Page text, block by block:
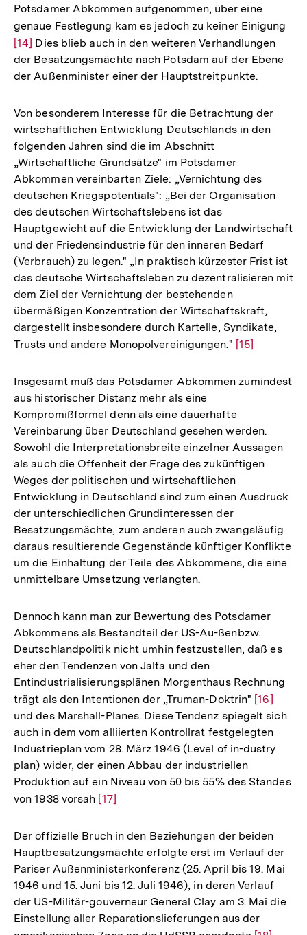
Potsdamer Abkommen aufgenommen, über eine
genaue Festlegung kam es jedoch zu keiner Einigung
[14] Dies blieb auch in den weiteren Verhandlungen
der Besatzungsmächte nach Potsdam auf der Ebene
der Außenminister einer der Hauptstreitpunkte.
Von besonderem Interesse für die Betrachtung der
wirtschaftlichen Entwicklung Deutschlands in den
folgenden Jahren sind die im Abschnitt
„Wirtschaftliche Grundsätze" im Potsdamer
Abkommen vereinbarten Ziele: „Vernichtung des
deutschen Kriegspotentials": „Bei der Organisation
des deutschen Wirtschaftslebens ist das
Hauptgewicht auf die Entwicklung der Landwirtschaft
und der Friedensindustrie für den inneren Bedarf
(Verbrauch) zu legen." „In praktisch kürzester Frist ist
das deutsche Wirtschaftsleben zu dezentralisieren mit
dem Ziel der Vernichtung der bestehenden
übermäßigen Konzentration der Wirtschaftskraft,
dargestellt insbesondere durch Kartelle, Syndikate,
Trusts und andere Monopolvereinigungen." Zur
der
[15]
Insgesamt muß das Potsdamer Abkommen zumindest
aus historischer Distanz mehr als eine
Kompromißformel denn als eine dauerhafte
Vereinbarung über Deutschland gesehen werden.
Sowohl die Interpretationsbreite einzelner Aussagen
als auch die Offenheit der Frage des zukünftigen
Weges der politischen und wirtschaftlichen
Entwicklung in Deutschland sind zum einen Ausdruck
der unterschiedlichen Grundinteressen der
Besatzungsmächte, zum anderen auch zwangsläufig
daraus resultierende Gegenstände künftiger Konflikte
um die Einhaltung der Teile des Abkommens, die eine
unmittelbare Umsetzung verlangten.
Dennoch kann man zur Bewertung des Potsdamer
Abkommens als Bestandteil der US-Au-ßenbzw.
Deutschlandpolitik nicht umhin festzustellen, daß es
eher den Tendenzen von Jalta und den
Entindustrialisierungsplänen Morgenthaus Rechnung
trägt als den Intentionen der „Truman-Doktrin" Zur
Auflösung
der
Fußnote
[16]
und des Marshall-Planes. Diese Tendenz spiegelt sich
auch in dem vom alliierten Kontrollrat festgelegten
Industrieplan vom 28. März 1946 (Level of in-dustry
plan) wider, der einen Abbau der industriellen
Produktion auf ein Niveau von 50 bis 55% des Standes
von 1938 vorsah Zur
der
Fußnote
[17]
Der offizielle Bruch in den Beziehungen der beiden
Hauptbesatzungsmächte erfolgte erst im Verlauf der
Pariser Außenministerkonferenz (25. April bis 19. Mai
1946 und 15. Juni bis 12. Juli 1946), in deren Verlauf
der US-Militär-gouverneur General Clay am 3. Mai die
Einstellung aller Reparationslieferungen aus der